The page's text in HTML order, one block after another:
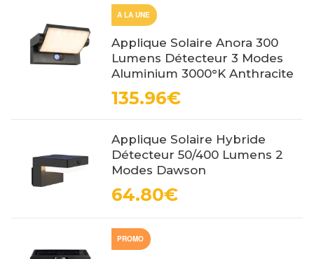
A LA UNE
Applique Solaire Anora 300
Lumens Détecteur 3 Modes
Aluminium 3000°K Anthracite
135.96€
Applique Solaire Hybride
Détecteur 50/400 Lumens 2
Modes Dawson
64.80€
PROMO